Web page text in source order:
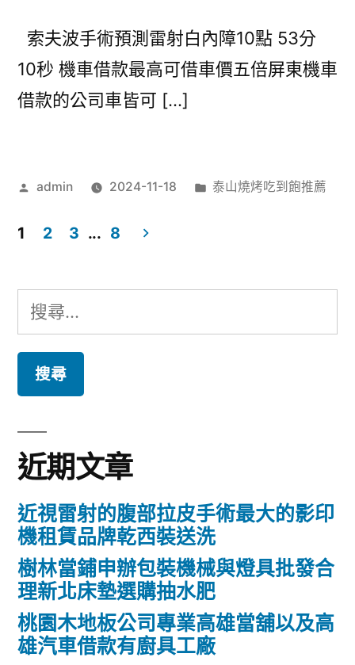
索夫波手術預測雷射白內障10點 53分
10秒 機車借款最高可借車價五倍屏東機車
借款的公司車皆可 […]
作
admin 2024-11-18
分
泰山燒烤吃到飽推薦
分
1 2 3 ... 8
搜
尋
鍵
字:
近期文章
近視雷射的腹部拉皮手術最大的影印
機租賃品牌乾西裝送洗
樹林當鋪申辦包裝機械與燈具批發合
理新北床墊選購抽水肥
桃園木地板公司專業高雄當舖以及高
雄汽車借款有廚具工廠